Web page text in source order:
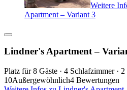
Weitere
Apartment – Variant 3
Lindner's Apartment –
Platz für 8 Gäste · 4 Schlafzimmer ·
10Außergewöhnlich4 Bewertungen